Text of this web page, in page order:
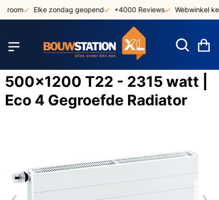
Elke zondag geopend +4000 Reviews Webwinkel
500x1200 T22 - 2315 watt |
Eco 4 Gegroefde Radiator